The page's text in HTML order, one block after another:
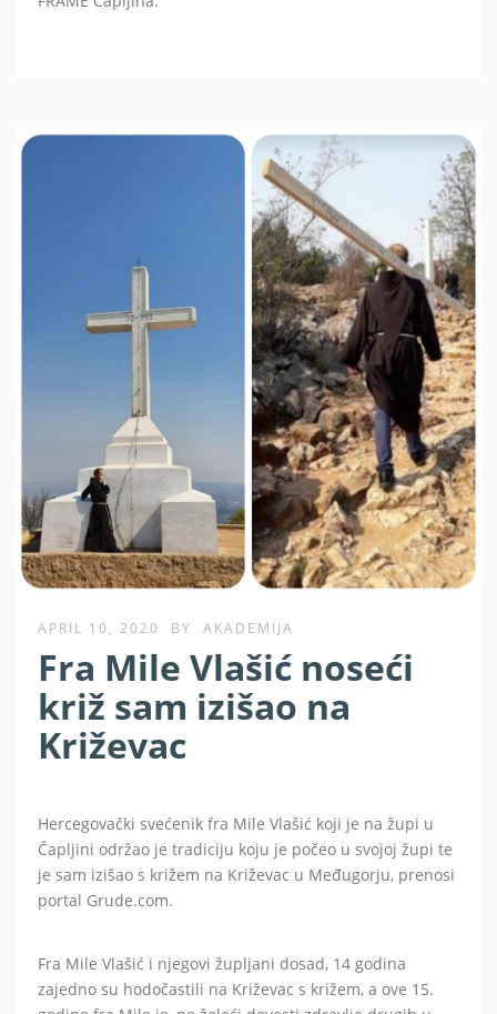
APRIL 10, 2020 BY AKADEMIJA
Fra Mile Vlašić noseći
križ sam izišao na
Križevac
Hercegovački svećenik fra Mile Vlašić koji je na župi u
Čapljini održao je tradiciju koju je počeo u svojoj župi te
je sam izišao s križem na Križevac u Međugorju, prenosi
portal Grude.com.
Fra Mile Vlašić i njegovi župljani dosad, 14 godina
zajedno su hodočastili na Križevac s križem, a ove 15.